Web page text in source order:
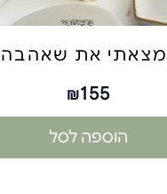
את שאהבה
₪155
הוספה לסל